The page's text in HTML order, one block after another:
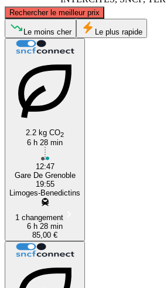
Rechercher le meilleur prix
Limoges
©CARTO, ©
Le moins cher Le plus rapide
2.2 kg CO2
6 h 28 min
12:47
Gare De Grenoble
19:55
Limoges-Benedictins
1 changement
6 h 28 min
85,00 €